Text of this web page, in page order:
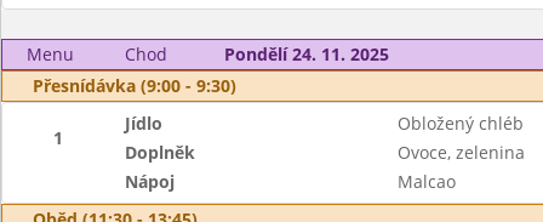
Menu Chod
Pondělí 24. 11. 2025
Přesnídávka (9:00 - 9:30)
1
Jídlo
Obložený chléb
Doplněk
Ovoce, zelenina
Nápoj
Malcao